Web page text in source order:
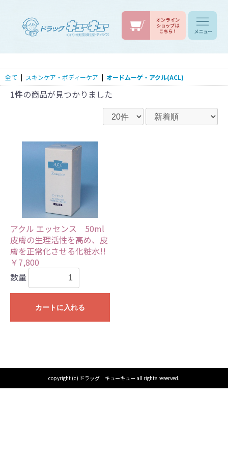
全て | スキンケア・ボディーケア | オードムーゲ・アクル(ACL)
1件の商品が見つかりました
アクル エッセンス 50ml
皮膚の生理活性を高め、皮
膚を正常化させる化粧水!!
￥7,800
数量
カートに入れる
copyright (c) ドラッグ キューキュー all rights reserved.